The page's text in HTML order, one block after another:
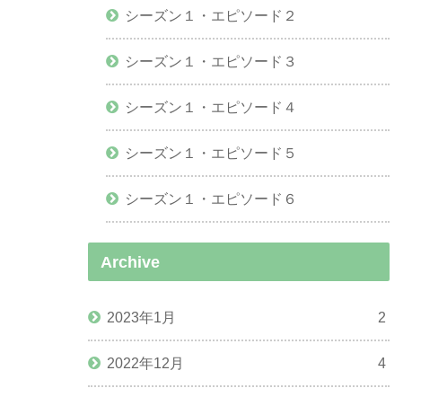
シーズン１・エピソード２
シーズン１・エピソード３
シーズン１・エピソード４
シーズン１・エピソード５
シーズン１・エピソード６
Archive
2023年1月 2
2022年12月 4